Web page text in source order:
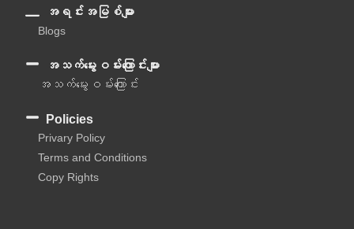
အရင်းအမြစ်များ
Blogs
အသက်မွေးဝမ်းကြောင်းများ
အသက်မွေးဝမ်းကြောင်း
Policies
Privary Policy
Terms and Conditions
Copy Rights